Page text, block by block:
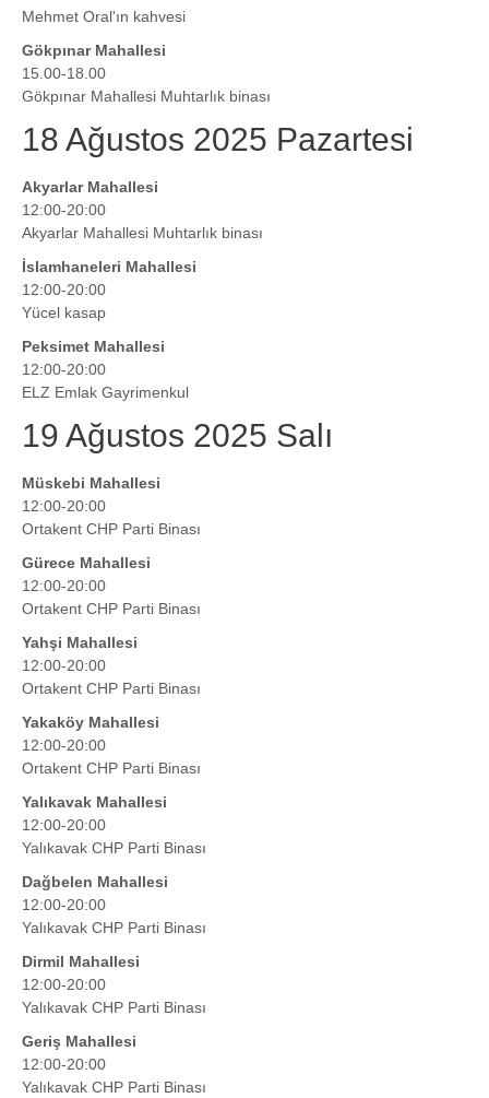
Mehmet Oral'ın kahvesi
Gökpınar Mahallesi
15.00-18.00
Gökpınar Mahallesi Muhtarlık binası
18 Ağustos 2025 Pazartesi
Akyarlar Mahallesi
12:00-20:00
Akyarlar Mahallesi Muhtarlık binası
İslamhaneleri Mahallesi
12:00-20:00
Yücel kasap
Peksimet Mahallesi
12:00-20:00
ELZ Emlak Gayrimenkul
19 Ağustos 2025 Salı
Müskebi Mahallesi
12:00-20:00
Ortakent CHP Parti Binası
Gürece Mahallesi
12:00-20:00
Ortakent CHP Parti Binası
Yahşi Mahallesi
12:00-20:00
Ortakent CHP Parti Binası
Yakaköy Mahallesi
12:00-20:00
Ortakent CHP Parti Binası
Yalıkavak Mahallesi
12:00-20:00
Yalıkavak CHP Parti Binası
Dağbelen Mahallesi
12:00-20:00
Yalıkavak CHP Parti Binası
Dirmil Mahallesi
12:00-20:00
Yalıkavak CHP Parti Binası
Geriş Mahallesi
12:00-20:00
Yalıkavak CHP Parti Binası